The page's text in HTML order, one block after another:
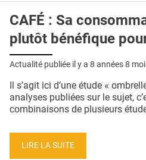
CAFÉ : Sa
plutôt bénéfique
Actualité publiée il y a 8 années 8
Il s’agit ici d’une étude «
analyses publiées sur le sujet,
combinaisons de plusieurs
LIRE LA SUITE